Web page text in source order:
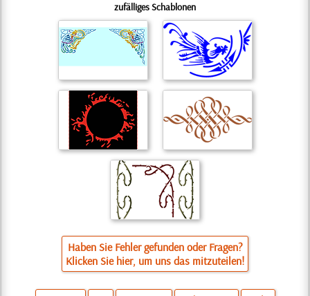
zufälliges Schablonen
Haben Sie Fehler gefunden oder Fragen?
Klicken Sie hier, um uns das mitzuteilen!